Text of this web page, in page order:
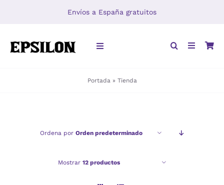
Envíos a España gratuitos
Toggle
Portada » Tienda
Ordena por Orden predeterminado
Mostrar 12 productos